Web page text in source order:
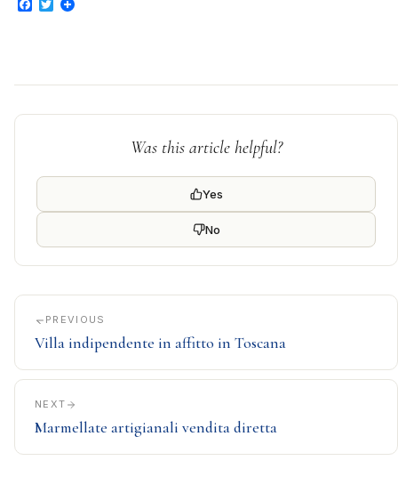
Facebook
Twitter
Was this article helpful?
Yes
No
PREVIOUS
Villa indipendente in affitto in Toscana
NEXT
Marmellate artigianali vendita diretta